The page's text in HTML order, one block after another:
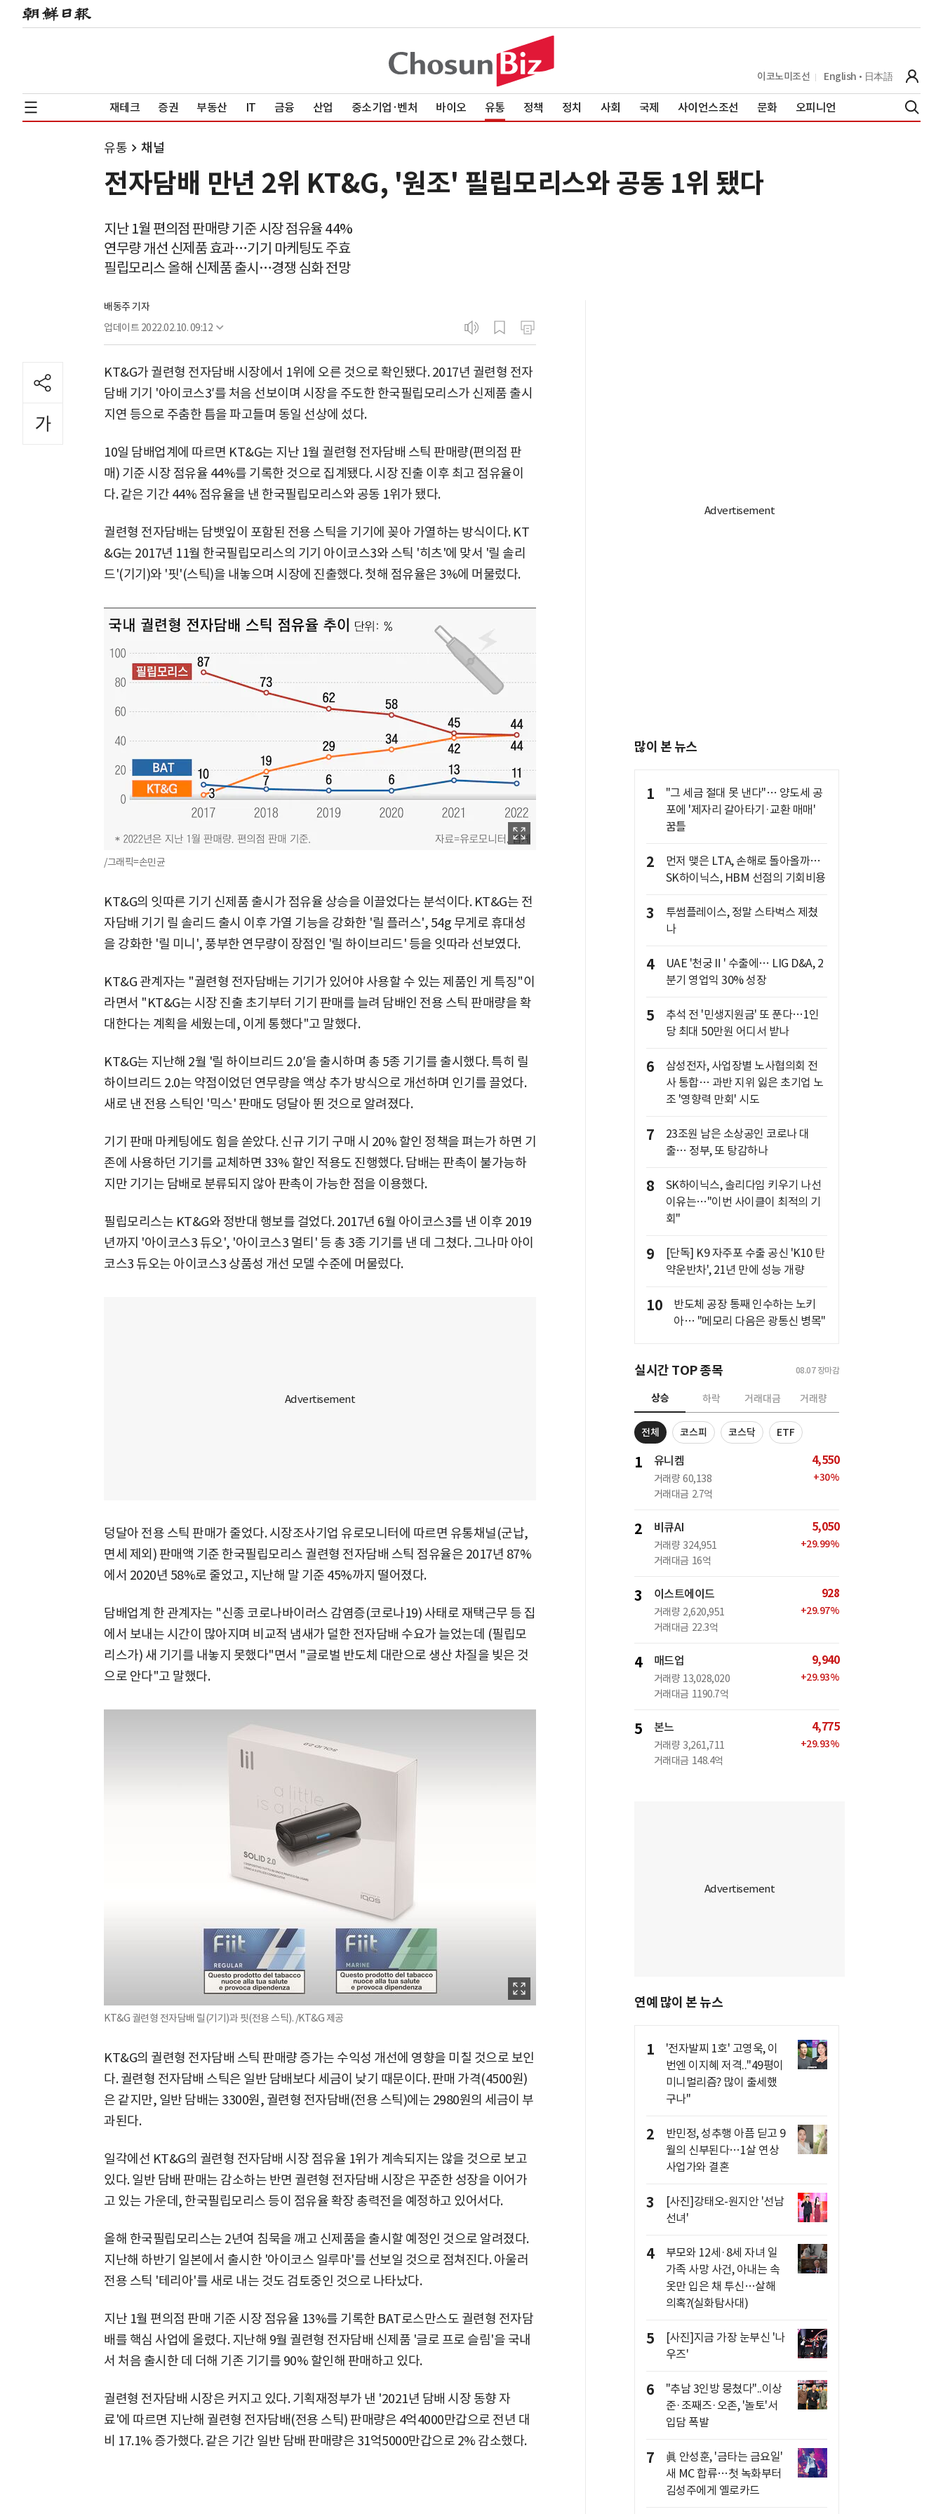
이코노미조선 English 日本語
재테크 증권 부동산 IT 금융 산업 중소기업·벤처 바이오 유통 정책 정치 사회 국제 사이언스조선 문화 오피니언
유통 채널
전자담배 만년 2위 KT&G, '원조' 필립모리스와 공동 1위 됐다
지난 1월 편의점 판매량 기준 시장 점유율 44%
연무량 개선 신제품 효과…기기 마케팅도 주효
필립모리스 올해 신제품 출시…경쟁 심화 전망
배동주 기자
업데이트 2022.02.10. 09:12
KT&G가 궐련형 전자담배 시장에서 1위에 오른 것으로 확인됐다. 2017년 궐련형 전자
담배 기기 '아이코스3′를 처음 선보이며 시장을 주도한 한국필립모리스가 신제품 출시
지연 등으로 주춤한 틈을 파고들며 동일 선상에 섰다.
10일 담배업계에 따르면 KT&G는 지난 1월 궐련형 전자담배 스틱 판매량(편의점 판
매) 기준 시장 점유율 44%를 기록한 것으로 집계됐다. 시장 진출 이후 최고 점유율이
다. 같은 기간 44% 점유율을 낸 한국필립모리스와 공동 1위가 됐다.
궐련형 전자담배는 담뱃잎이 포함된 전용 스틱을 기기에 꽂아 가열하는 방식이다. KT
&G는 2017년 11월 한국필립모리스의 기기 아이코스3와 스틱 '히츠'에 맞서 '릴 솔리
드'(기기)와 '핏'(스틱)을 내놓으며 시장에 진출했다. 첫해 점유율은 3%에 머물렀다.
/그래픽=손민균
KT&G의 잇따른 기기 신제품 출시가 점유율 상승을 이끌었다는 분석이다. KT&G는 전
자담배 기기 릴 솔리드 출시 이후 가열 기능을 강화한 '릴 플러스', 54g 무게로 휴대성
을 강화한 '릴 미니', 풍부한 연무량이 장점인 '릴 하이브리드' 등을 잇따라 선보였다.
KT&G 관계자는 "궐련형 전자담배는 기기가 있어야 사용할 수 있는 제품인 게 특징"이
라면서 "KT&G는 시장 진출 초기부터 기기 판매를 늘려 담배인 전용 스틱 판매량을 확
대한다는 계획을 세웠는데, 이게 통했다"고 말했다.
KT&G는 지난해 2월 '릴 하이브리드 2.0′을 출시하며 총 5종 기기를 출시했다. 특히 릴
하이브리드 2.0는 약점이었던 연무량을 액상 추가 방식으로 개선하며 인기를 끌었다.
새로 낸 전용 스틱인 '믹스' 판매도 덩달아 뛴 것으로 알려졌다.
기기 판매 마케팅에도 힘을 쏟았다. 신규 기기 구매 시 20% 할인 정책을 펴는가 하면 기
존에 사용하던 기기를 교체하면 33% 할인 적용도 진행했다. 담배는 판촉이 불가능하
지만 기기는 담배로 분류되지 않아 판촉이 가능한 점을 이용했다.
필립모리스는 KT&G와 정반대 행보를 걸었다. 2017년 6월 아이코스3를 낸 이후 2019
년까지 '아이코스3 듀오', '아이코스3 멀티' 등 총 3종 기기를 낸 데 그쳤다. 그나마 아이
코스3 듀오는 아이코스3 상품성 개선 모델 수준에 머물렀다.
덩달아 전용 스틱 판매가 줄었다. 시장조사기업 유로모니터에 따르면 유통채널(군납,
면세 제외) 판매액 기준 한국필립모리스 궐련형 전자담배 스틱 점유율은 2017년 87%
에서 2020년 58%로 줄었고, 지난해 말 기준 45%까지 떨어졌다.
담배업계 한 관계자는 "신종 코로나바이러스 감염증(코로나19) 사태로 재택근무 등 집
에서 보내는 시간이 많아지며 비교적 냄새가 덜한 전자담배 수요가 늘었는데 (필립모
리스가) 새 기기를 내놓지 못했다"면서 "글로벌 반도체 대란으로 생산 차질을 빚은 것
으로 안다"고 말했다.
KT&G 궐련형 전자담배 릴(기기)과 핏(전용 스틱). /KT&G 제공
KT&G의 궐련형 전자담배 스틱 판매량 증가는 수익성 개선에 영향을 미칠 것으로 보인
다. 궐련형 전자담배 스틱은 일반 담배보다 세금이 낮기 때문이다. 판매 가격(4500원)
은 같지만, 일반 담배는 3300원, 궐련형 전자담배(전용 스틱)에는 2980원의 세금이 부
과된다.
일각에선 KT&G의 궐련형 전자담배 시장 점유율 1위가 계속되지는 않을 것으로 보고
있다. 일반 담배 판매는 감소하는 반면 궐련형 전자담배 시장은 꾸준한 성장을 이어가
고 있는 가운데, 한국필립모리스 등이 점유율 확장 총력전을 예정하고 있어서다.
올해 한국필립모리스는 2년여 침묵을 깨고 신제품을 출시할 예정인 것으로 알려졌다.
지난해 하반기 일본에서 출시한 '아이코스 일루마'를 선보일 것으로 점쳐진다. 아울러
전용 스틱 '테리아'를 새로 내는 것도 검토중인 것으로 나타났다.
지난 1월 편의점 판매 기준 시장 점유율 13%를 기록한 BAT로스만스도 궐련형 전자담
배를 핵심 사업에 올렸다. 지난해 9월 궐련형 전자담배 신제품 '글로 프로 슬림'을 국내
서 처음 출시한 데 더해 기존 기기를 90% 할인해 판매하고 있다.
궐련형 전자담배 시장은 커지고 있다. 기획재정부가 낸 '2021년 담배 시장 동향 자
료'에 따르면 지난해 궐련형 전자담배(전용 스틱) 판매량은 4억4000만갑으로 전년 대
비 17.1% 증가했다. 같은 기간 일반 담배 판매량은 31억5000만갑으로 2% 감소했다.
많이 본 뉴스
1
"그 세금 절대 못 낸다"… 양도세 공
포에 '제자리 갈아타기·교환 매매'
꿈틀
2
먼저 맺은 LTA, 손해로 돌아올까…
SK하이닉스, HBM 선점의 기회비용
3
투썸플레이스, 정말 스타벅스 제쳤
나
4
UAE '천궁Ⅱ' 수출에… LIG D&A, 2
분기 영업익 30% 성장
5
추석 전 '민생지원금' 또 푼다…1인
당 최대 50만원 어디서 받나
6
삼성전자, 사업장별 노사협의회 전
사 통합… 과반 지위 잃은 초기업 노
조 '영향력 만회' 시도
7
23조원 남은 소상공인 코로나 대
출… 정부, 또 탕감하나
8
SK하이닉스, 솔리다임 키우기 나선
이유는…"이번 사이클이 최적의 기
회"
9
[단독] K9 자주포 수출 공신 'K10 탄
약운반차', 21년 만에 성능 개량
10
반도체 공장 통째 인수하는 노키
아… "메모리 다음은 광통신 병목"
실시간 TOP 종목 08.07 장마감
상승 하락 거래대금 거래량
전체 코스피 코스닥 ETF
1 유니켐
거래량 60,138
거래대금 2.7억
4,550
+30%
2 비큐AI
거래량 324,951
거래대금 16억
5,050
+29.99%
3 이스트에이드
거래량 2,620,951
거래대금 22.3억
928
+29.97%
4 매드업
거래량 13,028,020
거래대금 1190.7억
9,940
+29.93%
5 본느
거래량 3,261,711
거래대금 148.4억
4,775
+29.93%
연예 많이 본 뉴스
1
'전자발찌 1호' 고영욱, 이
번엔 이지혜 저격.."49평이
미니멀리즘? 많이 출세했
구나"
2
반민정, 성추행 아픔 딛고 9
월의 신부된다…1살 연상
사업가와 결혼
3
[사진]강태오-원지안 '선남
선녀'
4
부모와 12세·8세 자녀 일
가족 사망 사건, 아내는 속
옷만 입은 채 투신…살해
의혹?(실화탐사대)
5
[사진]지금 가장 눈부신 '나
우즈'
6
"추남 3인방 뭉쳤다"..이상
준·조째즈·오존, '놀토'서
입담 폭발
7
眞 안성훈, '금타는 금요일'
새 MC 합류…첫 녹화부터
김성주에게 옐로카드